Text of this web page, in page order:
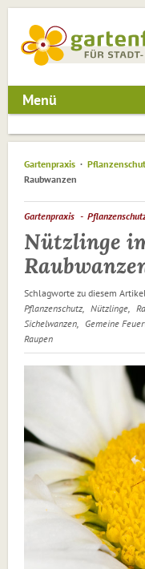
Menü
Gartenpraxis
Raubwanzen
Gartenpraxis
Nützlinge
Schlagworte zu diesem
Pflanzenschutz
Nützlinge
Sichelwanzen
Gemeine
Raupen